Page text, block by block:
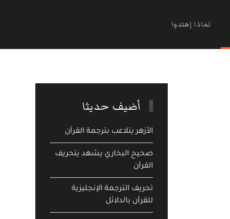
لماذا إهتدوا
أضيف حديثا
الأزهر يتلاعب بترجمة القرآن
صحيح البخاري يشهد يتحريف
القرآن
تحريف الترجمة الإنجليزية
للقرآن بالدلائل